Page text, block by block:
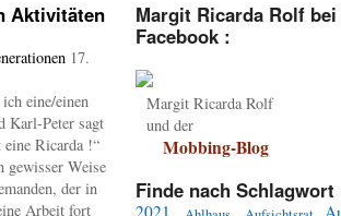
Aktivitäten
17.
eine/einen
Karl-Peter sagt
Ricarda !“
gewisser Weise
der in
Arbeit fort
Margit Ricarda Rolf bei
Facebook :
Margit Ricarda Rolf
und der
Mobbing-Blog
Finde nach Schlagwort